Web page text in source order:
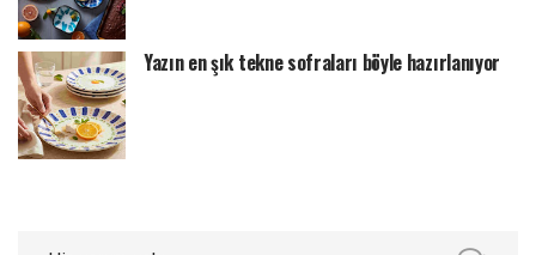
Yazın en şık tekne sofraları böyle hazırlanıyor